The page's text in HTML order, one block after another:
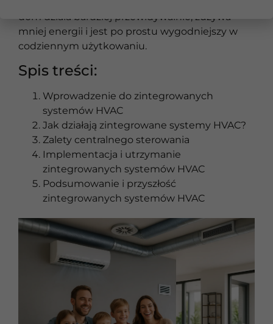
dom działa bardziej przewidywalnie, zużywa
mniej energii i jest po prostu wygodniejszy w
codziennym użytkowaniu.
Spis treści:
Wprowadzenie do zintegrowanych
systemów HVAC
Jak działają zintegrowane systemy HVAC?
Zalety centralnego sterowania
Implementacja i utrzymanie
zintegrowanych systemów HVAC
Podsumowanie i przyszłość
zintegrowanych systemów HVAC